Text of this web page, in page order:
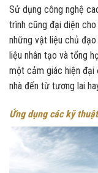
Sử dụng công nghệ
trình cũng đại diện
những vật liệu chủ
liệu nhân tạo và tổng
một cảm giác hiện đại
nhà đến từ tương lai
Ứng dụng các kỹ